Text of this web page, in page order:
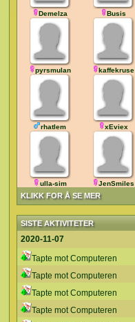
KLIKK FOR Å SE MER
Demelza Busis
pyrsmulan kaffekruse
rhatlem xEviex
ulla-sim JenSmiles
SISTE AKTIVITETER
2020-11-07
Tapte mot Computeren
Tapte mot Computeren
Tapte mot Computeren
Tapte mot Computeren